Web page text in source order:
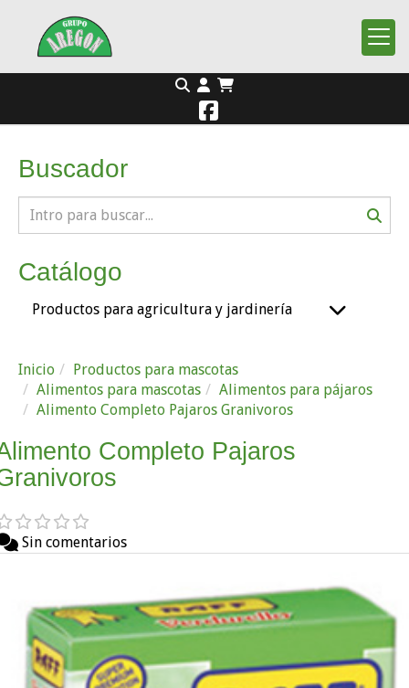
Buscador
Catálogo
Productos para agricultura y jardinería
Inicio
Productos para mascotas
Alimentos para mascotas
Alimentos para pájaros
Alimento Completo Pajaros Granivoros
Completo Pajaros
Sin comentarios